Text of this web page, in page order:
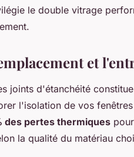
le double vitrage
et
joints d'étanchéité
l'isolation de vos
des pertes thermiques
la qualité du matériau